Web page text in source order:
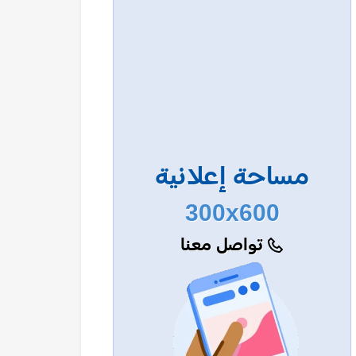
مساحة إعلانية
300x600
تواصل معنا